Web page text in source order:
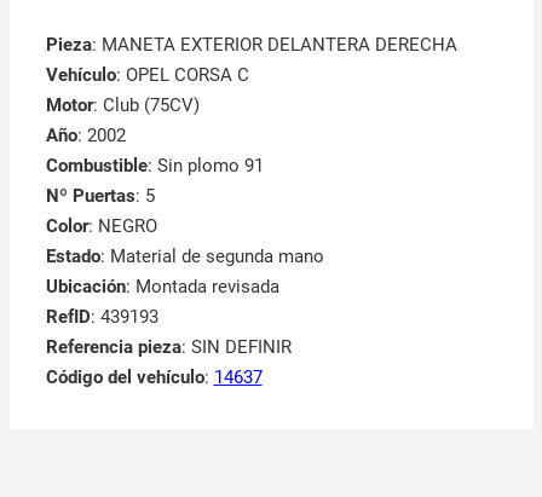
Pieza: MANETA EXTERIOR DELANTERA DERECHA
Vehículo: OPEL CORSA C
Motor: Club (75CV)
Año: 2002
Combustible: Sin plomo 91
Nº Puertas: 5
Color: NEGRO
Estado: Material de segunda mano
Ubicación: Montada revisada
RefID: 439193
Referencia pieza: SIN DEFINIR
Código del vehículo: 14637